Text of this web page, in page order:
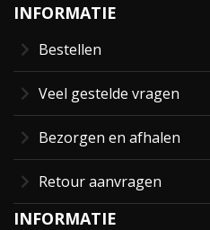
INFORMATIE
Bestellen
Veel gestelde vragen
Bezorgen en afhalen
Retour aanvragen
INFORMATIE